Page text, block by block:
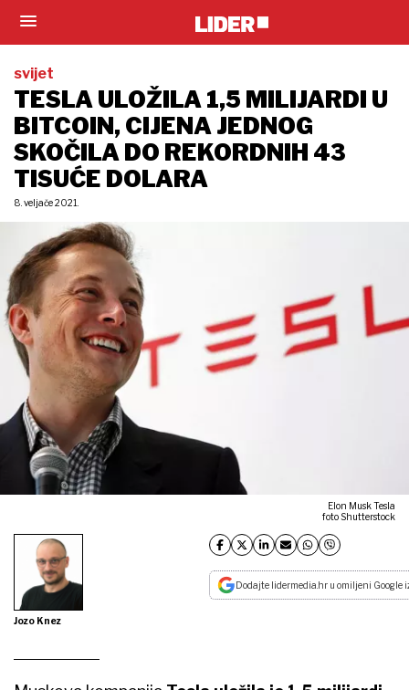
svijet
TESLA ULOŽILA 1,5 MILIJARDI U
BITCOIN, CIJENA JEDNOG
SKOČILA DO REKORDNIH 43
TISUĆE DOLARA
8. veljače 2021.
Elon Musk Tesla
foto Shutterstock
Jozo Knez
Dodajte lidermedia.hr u omiljeni Google